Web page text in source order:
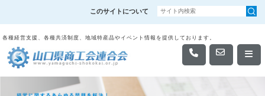
このサイトについて
各種経営支援、各種共済制度、地域特産品やイベント情報を提供しております。